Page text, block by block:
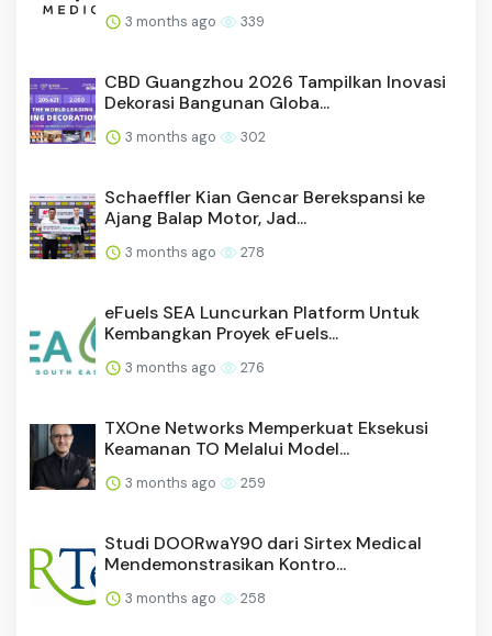
3 months ago 339
CBD Guangzhou 2026 Tampilkan Inovasi
Dekorasi Bangunan Globa...
3 months ago 302
Schaeffler Kian Gencar Berekspansi ke
Ajang Balap Motor, Jad...
3 months ago 278
eFuels SEA Luncurkan Platform Untuk
Kembangkan Proyek eFuels...
3 months ago 276
TXOne Networks Memperkuat Eksekusi
Keamanan TO Melalui Model...
3 months ago 259
Studi DOORwaY90 dari Sirtex Medical
Mendemonstrasikan Kontro...
3 months ago 258